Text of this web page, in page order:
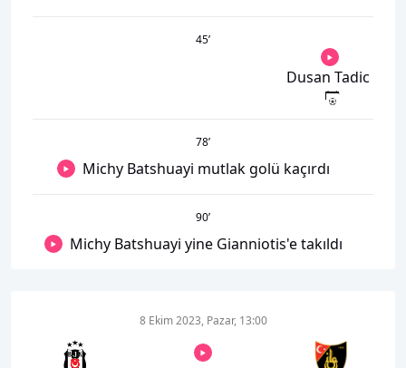
45’
Dusan Tadic
78’
Michy Batshuayi mutlak golü kaçırdı
90’
Michy Batshuayi yine Gianniotis'e takıldı
8 Ekim 2023, Pazar, 13:00